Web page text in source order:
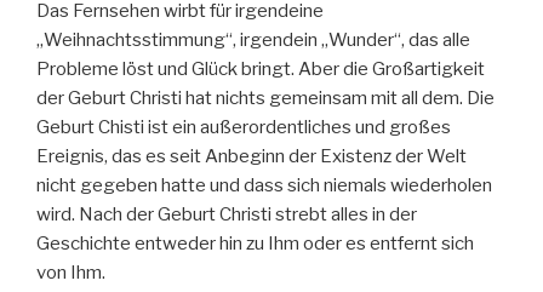
Das Fernsehen wirbt für irgendeine
„Weihnachtsstimmung“, irgendein „Wunder“, das alle
Probleme löst und Glück bringt. Aber die Großartigkeit
der Geburt Christi hat nichts gemeinsam mit all dem. Die
Geburt Chisti ist ein außerordentliches und großes
Ereignis, das es seit Anbeginn der Existenz der Welt
nicht gegeben hatte und dass sich niemals wiederholen
wird. Nach der Geburt Christi strebt alles in der
Geschichte entweder hin zu Ihm oder es entfernt sich
von Ihm.